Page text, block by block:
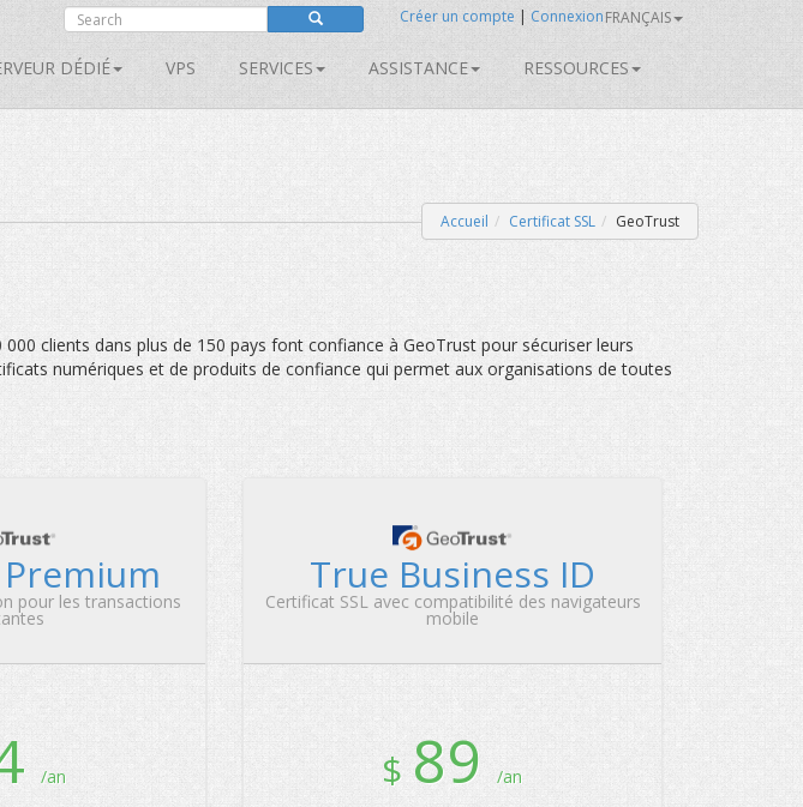
Créer un compte | ConnexionFRANÇAIS
DÉDIÉ VPS SERVICES ASSISTANCE RESSOURCES
Accueil Certificat SSL GeoTrust
clients dans plus de 150 pays font confiance à GeoTrust pour sécuriser leurs
numériques et de produits de confiance qui permet aux organisations de toutes
Premium
pour les transactions
/an
True Business ID
Certificat SSL avec compatibilité des navigateurs
mobile
$ 89/an